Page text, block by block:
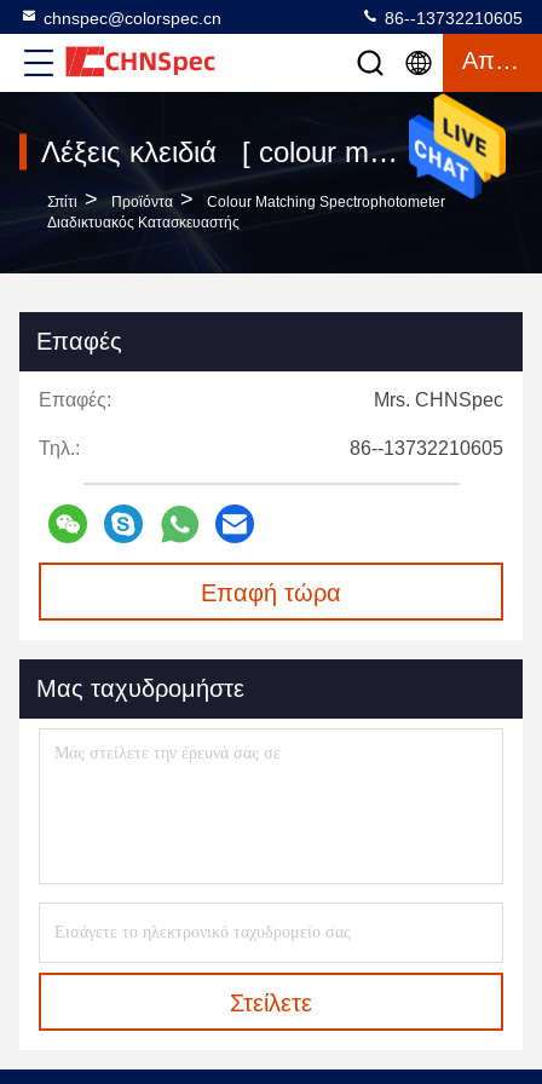
chnspec@colorspec.cn 86--13732210605
Απόσπασμα
Λέξεις κλειδιά [ colour matching spectrophotometer ] Αντιστοιχία 156 προϊόντα
Σπίτι > Προϊόντα >
Colour Matching Spectrophotometer
Διαδικτυακός Κατασκευαστής
Επαφές
Επαφές: Mrs. CHNSpec
Τηλ.: 86--13732210605
Επαφή τώρα
Μας ταχυδρομήστε
Στείλετε